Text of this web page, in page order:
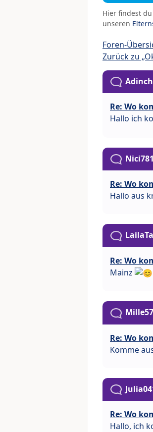
Hier findest
unseren
Foren-
Zurück zu
Re: Wo
Hallo ich
Nici781
Re: Wo
Hallo aus
Re: Wo
Mainz
Mille57
Re: Wo
Komme
Re: Wo
Hallo, ich